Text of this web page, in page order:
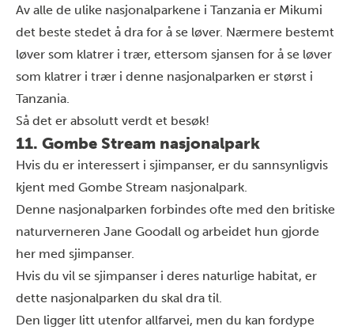
Av alle de ulike nasjonalparkene i Tanzania er Mikumi
det beste stedet å dra for å se løver. Nærmere bestemt
løver som klatrer i trær, ettersom sjansen for å se løver
som klatrer i trær i denne nasjonalparken er størst i
Tanzania.
Så det er absolutt verdt et besøk!
11. Gombe Stream nasjonalpark
Hvis du er interessert i sjimpanser, er du sannsynligvis
kjent med Gombe Stream nasjonalpark.
Denne nasjonalparken forbindes ofte med den britiske
naturverneren Jane Goodall og arbeidet hun gjorde
her med sjimpanser.
Hvis du vil se sjimpanser i deres naturlige habitat, er
dette nasjonalparken du skal dra til.
Den ligger litt utenfor allfarvei, men du kan fordype